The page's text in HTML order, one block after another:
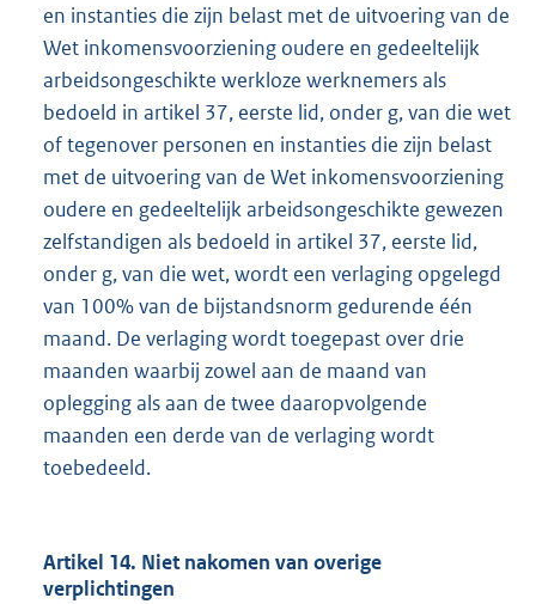
en instanties die zijn belast met de uitvoering van de
Wet inkomensvoorziening oudere en gedeeltelijk
arbeidsongeschikte werkloze werknemers als
bedoeld in artikel 37, eerste lid, onder g, van die wet
of tegenover personen en instanties die zijn belast
met de uitvoering van de Wet inkomensvoorziening
oudere en gedeeltelijk arbeidsongeschikte gewezen
zelfstandigen als bedoeld in artikel 37, eerste lid,
onder g, van die wet, wordt een verlaging opgelegd
van 100% van de bijstandsnorm gedurende één
maand. De verlaging wordt toegepast over drie
maanden waarbij zowel aan de maand van
oplegging als aan de twee daaropvolgende
maanden een derde van de verlaging wordt
toebedeeld.
Artikel 14. Niet nakomen van overige
verplichtingen